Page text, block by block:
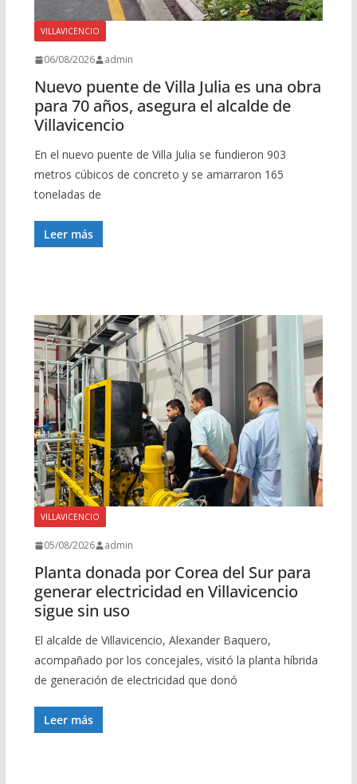
VILLAVICENCIO
06/08/2026 admin
Nuevo puente de Villa Julia es una obra
para 70 años, asegura el alcalde de
Villavicencio
En el nuevo puente de Villa Julia se fundieron 903
metros cúbicos de concreto y se amarraron 165
toneladas de
Leer más
VILLAVICENCIO
05/08/2026 admin
Planta donada por Corea del Sur para
generar electricidad en Villavicencio
sigue sin uso
El alcalde de Villavicencio, Alexander Baquero,
acompañado por los concejales, visitó la planta híbrida
de generación de electricidad que donó
Leer más